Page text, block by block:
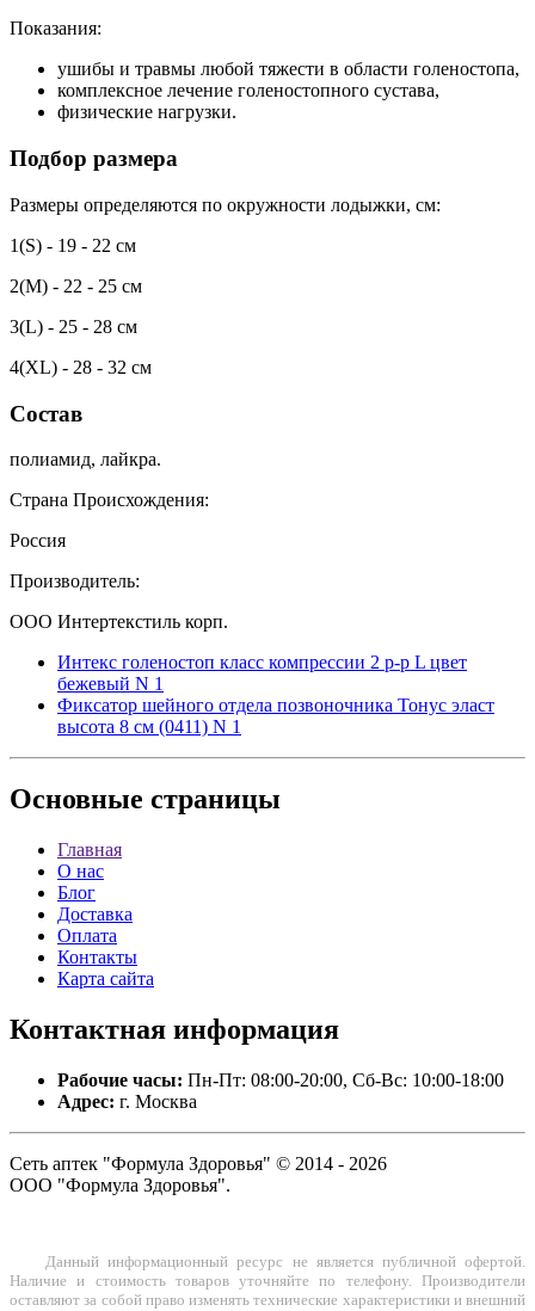
Показания:
ушибы и травмы любой тяжести в области голеностопа,
комплексное лечение голеностопного сустава,
физические нагрузки.
Подбор размера
Размеры определяются по окружности лодыжки, см:
1(S) - 19 - 22 см
2(M) - 22 - 25 см
3(L) - 25 - 28 см
4(XL) - 28 - 32 см
Состав
полиамид, лайкра.
Страна Происхождения:
Россия
Производитель:
ООО Интертекстиль корп.
Интекс голеностоп класс компрессии 2 р-р L цвет
бежевый N 1
Фиксатор шейного отдела позвоночника Тонус эласт
высота 8 см (0411) N 1
Основные страницы
Главная
О нас
Блог
Доставка
Оплата
Контакты
Карта сайта
Контактная информация
Рабочие часы: Пн-Пт: 08:00-20:00, Сб-Вс: 10:00-18:00
Адрес: г. Москва
Сеть аптек "Формула Здоровья" © 2014 - 2026
ООО "Формула Здоровья".
Данный информационный ресурс не является публичной офертой.
Наличие и стоимость товаров уточняйте по телефону. Производители
оставляют за собой право изменять технические характеристики и внешний